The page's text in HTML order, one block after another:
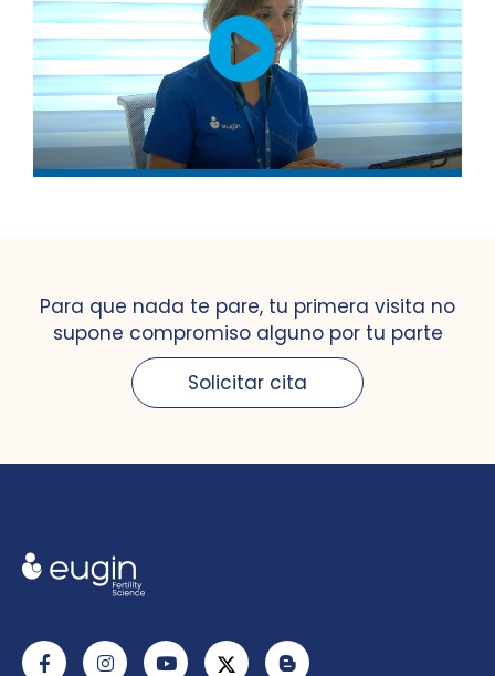
Para que nada te pare, tu primera visita no
supone compromiso alguno por tu parte
Solicitar cita